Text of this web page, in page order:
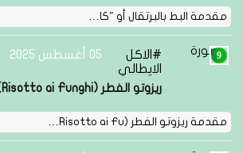
مقدمة البط بالبرتقال أو "كا…
الاكل
الايطالي
05 أغسطس 2025
ريزوتو الفطر (Risotto ai Funghi)
مقدمة ريزوتو الفطر (Risotto ai Fu…